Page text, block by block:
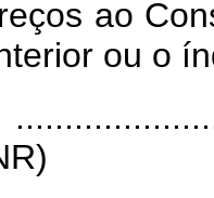
ao
ou o